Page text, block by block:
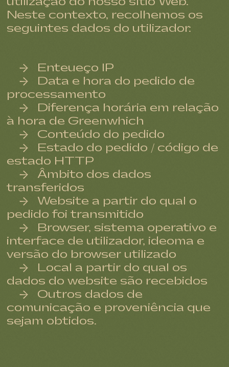
Neste contexto, recolhemos os
seguintes dados do utilizador:
Enteueço IP
Data e hora do pedido de
processamento
Diferença horária em relação
à hora de Greenwhich
Conteúdo do pedido
Estado do pedido / código de
estado HTTP
Âmbito dos dados
transferidos
Website a partir do qual o
pedido foi transmitido
Browser, sistema operativo e
interface de utilizador, ideoma e
versão do browser utilizado
Local a partir do qual os
dados do website são recebidos
Outros dados de
comunicação e proveniência que
sejam obtidos.